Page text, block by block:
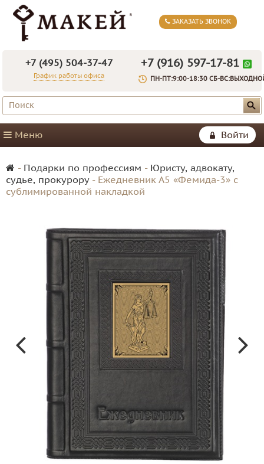
ЗАКАЗАТЬ ЗВОНОК
+7 (495) 504-37-47
График работы офиса
+7 (916) 597-17-81
ПН-ПТ:9:00-18:30 СБ-
Войти
Меню
- Подарки по профессиям - Юристу, адвокату,
судье, прокурору - Ежедневник А5 «Фемида-3» с
сублимированной накладкой